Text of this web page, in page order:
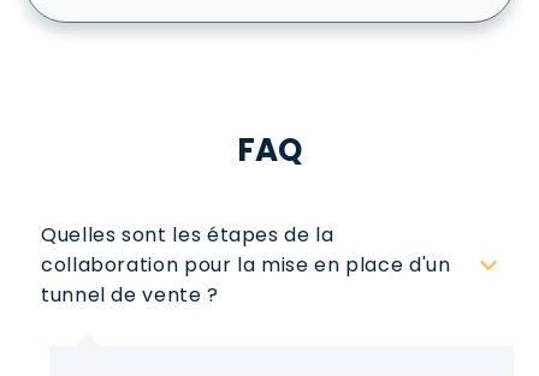
FAQ
Quelles sont les étapes de la
collaboration pour la mise en place d'un
tunnel de vente ?